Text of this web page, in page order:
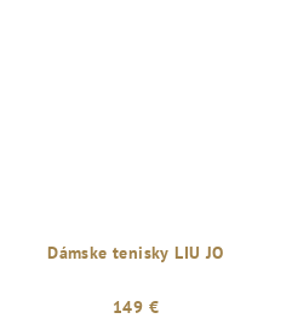
Dámske tenisky LIU JO
149 €